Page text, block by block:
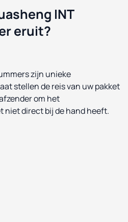
INT
eruit?
zijn unieke
stellen de reis van uw pakket
om het
niet direct bij de hand heeft.